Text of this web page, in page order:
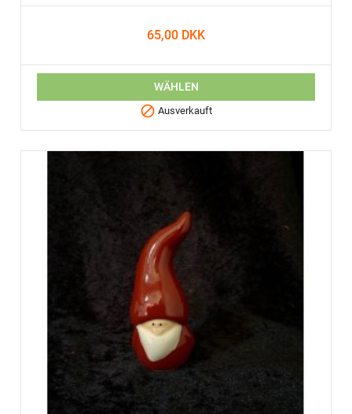
65,00 DKK
WÄHLEN
 Ausverkauft